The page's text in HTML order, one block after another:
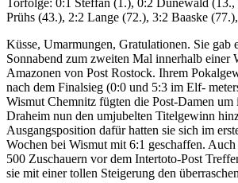
Prühs (43.), 2:2 Lange (72.), 3:2 Baaske
Küsse, Umarmungen, Gratulationen. Sie gab
Sonnabend zum zweiten Mal innerhalb einer
Amazonen von Post Rostock. Ihrem
nach dem Finalsieg (0:0 und 5:3 im Elf-
Wismut Chemnitz fügten die Post-Damen
Draheim nun den umjubelten Titelgewinn
Ausgangsposition dafür hatten sie sich im
Wochen bei Wismut mit 6:1 geschaffen.
500 Zuschauern vor dem Intertoto-Post
sie mit einer tollen Steigerung den